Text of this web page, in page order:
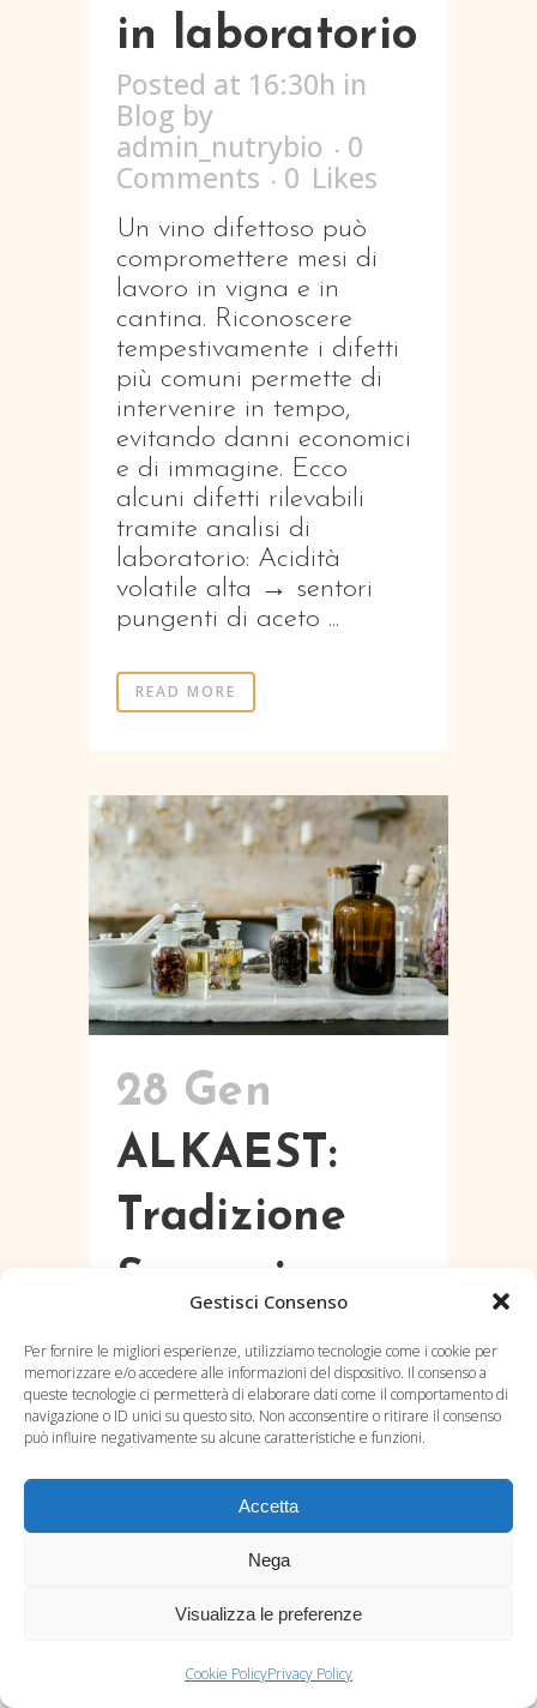
Gestisci Consenso
Per fornire le migliori esperienze, utilizziamo tecnologie come i cookie per
memorizzare e/o accedere alle informazioni del dispositivo. Il consenso a
queste tecnologie ci permetterà di elaborare dati come il comportamento di
navigazione o ID unici su questo sito. Non acconsentire o ritirare il consenso
può influire negativamente su alcune caratteristiche e funzioni.
Accetta
Nega
Visualizza le preferenze
Cookie PolicyPrivacy Policy
in laboratorio
Posted at 16:30h in
Blog by
admin_nutrybio
0
Comments
0 Likes
Un vino difettoso può
compromettere mesi di
lavoro in vigna e in
cantina. Riconoscere
tempestivamente i difetti
più comuni permette di
intervenire in tempo,
evitando danni economici
e di immagine. Ecco
alcuni difetti rilevabili
tramite analisi di
laboratorio: Acidità
volatile alta → sentori
pungenti di aceto ...
READ MORE
28 Gen
ALKAEST:
Tradizione
Spagyrica
Italiana di
Eccellenza
Posted at 17:15hin
Blogby
admin_nutrybio
Comments
0
Luigi Vernacchia,
laboratorio spagyrico